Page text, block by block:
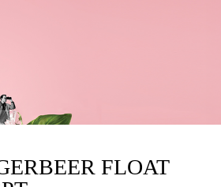
FLOAT